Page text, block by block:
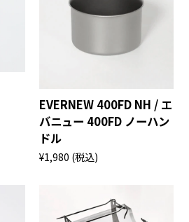
EVERNEW 400FD NH / エ
バニュー 400FD ノーハン
ドル
¥1,980 (税込)